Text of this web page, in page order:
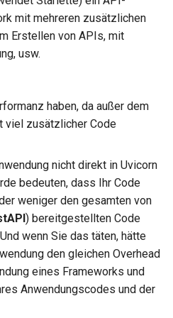
Response-Statuscode
Formulardaten
Dateien im Request
Request
Fehler behandeln
Pfadoperation-
JSON-kompatibler Encoder
Templates
WebSockets
WebSockets testen
Startup – Shutdown
Testen mit
für Abhängigkeiten
Asynchrone Tests
Einstellungen und
mit mehreren zusätzlichen
Erstellen von APIs, mit
usw.
haben, da außer dem
viel zusätzlicher Code
nicht direkt in Uvicorn
bedeuten, dass Ihr Code
weniger den gesamten von
) bereitgestellten Code
wenn Sie das täten, hätte
den gleichen Overhead
eines Frameworks und
Anwendungscodes und der